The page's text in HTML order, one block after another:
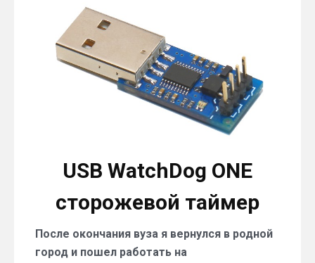
решена!
USB
WatchDog
ONE
сторожевой
таймер
USB WatchDog ONE
сторожевой таймер
После окончания вуза я вернулся в родной
город и пошел работать на